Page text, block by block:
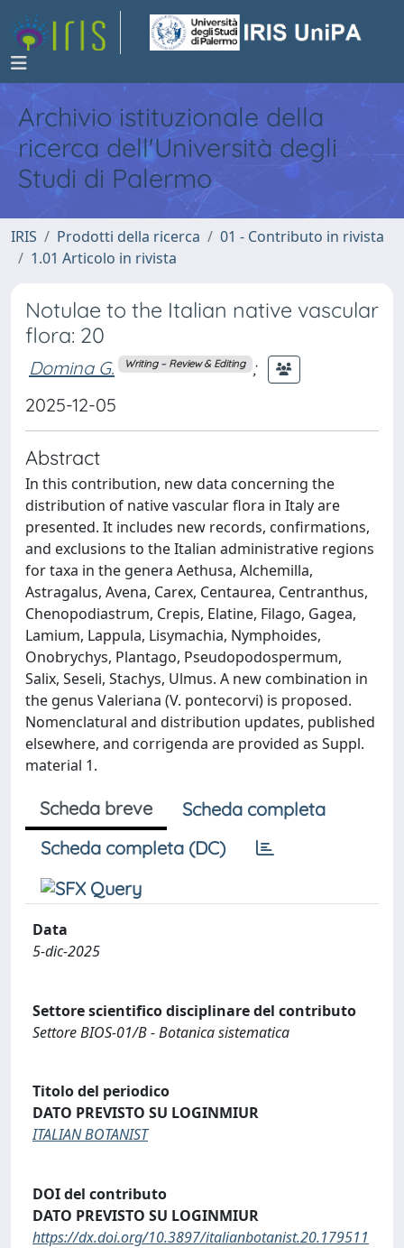
Archivio istituzionale della
ricerca dell'Università degli
Studi di Palermo
IRIS Prodotti della ricerca
01 - Contributo in rivista
1.01 Articolo in rivista
Notulae to the Italian native vascular
flora: 20
Domina G. Writing – Review & Editing ;
2025-12-05
Abstract
In this contribution, new data concerning the
distribution of native vascular flora in Italy are
presented. It includes new records, confirmations,
and exclusions to the Italian administrative regions
for taxa in the genera Aethusa, Alchemilla,
Astragalus, Avena, Carex, Centaurea, Centranthus,
Chenopodiastrum, Crepis, Elatine, Filago, Gagea,
Lamium, Lappula, Lisymachia, Nymphoides,
Onobrychys, Plantago, Pseudopodospermum,
Salix, Seseli, Stachys, Ulmus. A new combination in
the genus Valeriana (V. pontecorvi) is proposed.
Nomenclatural and distribution updates, published
elsewhere, and corrigenda are provided as Suppl.
material 1.
Scheda breve
Scheda completa
Scheda completa (DC)
Data
5-dic-2025
Settore scientifico disciplinare del contributo
Settore BIOS-01/B - Botanica sistematica
Titolo del periodico
DATO PREVISTO SU LOGINMIUR
ITALIAN BOTANIST
DOI del contributo
DATO PREVISTO SU LOGINMIUR
https://dx.doi.org/10.3897/italianbotanist.20.179511